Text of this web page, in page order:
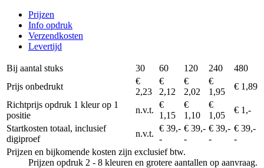
Prijzen
Info opdruk
Verzendkosten
Levertijd
Bij aantal stuks 30 60 120 240
480
Prijs onbedrukt
€
2,23
€
2,12
€
2,02
€
1,95
€ 1,89
Richtprijs opdruk 1 kleur op 1
positie
n.v.t.
€
1,15
€
1,10
€
1,05
€ 1,-
Startkosten totaal, inclusief
digiproef
n.v.t.
€ 39,-
-
€ 39,-
-
€ 39,-
-
€ 39,-
-
Prijzen en bijkomende kosten zijn exclusief btw.
Prijzen opdruk 2 - 8 kleuren en grotere aantallen op aanvraag.